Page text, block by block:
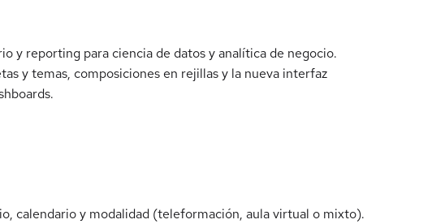
y reporting para ciencia de datos y analítica de negocio.
y temas, composiciones en rejillas y la nueva interfaz
calendario y modalidad (teleformación, aula virtual o mixto).